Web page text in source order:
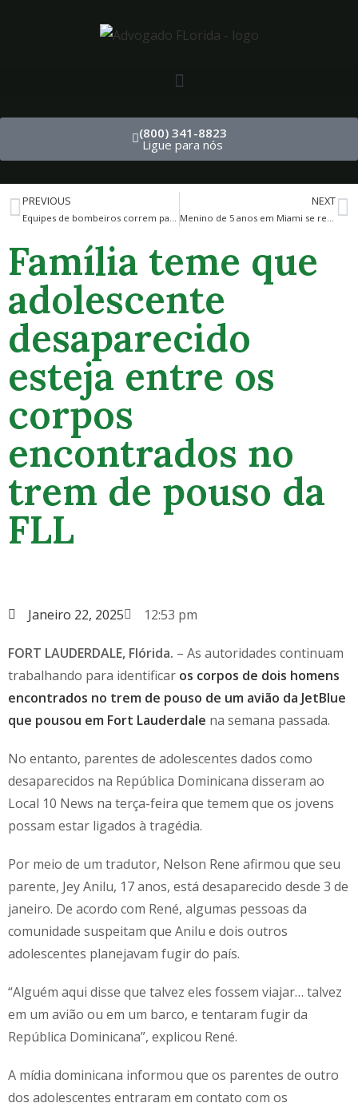
(800) 341-8823
Ligue para nós
PREVIOUS NEXT
Família teme que
adolescente
desaparecido
esteja entre os
corpos
encontrados no
trem de pouso da
FLL
Janeiro 22, 2025 12:53 pm
FORT LAUDERDALE, Flórida. – As autoridades continuam
trabalhando para identificar os corpos de dois homens
encontrados no trem de pouso de um avião da JetBlue
que pousou em Fort Lauderdale na semana passada.
No entanto, parentes de adolescentes dados como
desaparecidos na República Dominicana disseram ao
Local 10 News na terça-feira que temem que os jovens
possam estar ligados à tragédia.
Por meio de um tradutor, Nelson Rene afirmou que seu
parente, Jey Anilu, 17 anos, está desaparecido desde 3 de
janeiro. De acordo com René, algumas pessoas da
comunidade suspeitam que Anilu e dois outros
adolescentes planejavam fugir do país.
“Alguém aqui disse que talvez eles fossem viajar… talvez
em um avião ou em um barco, e tentaram fugir da
República Dominicana”, explicou René.
A mídia dominicana informou que os parentes de outro
dos adolescentes entraram em contato com os